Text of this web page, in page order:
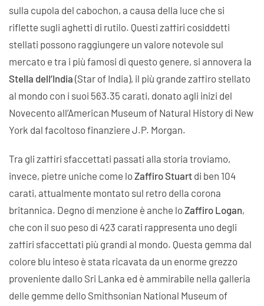
sulla cupola del cabochon, a causa della luce che si
riflette sugli aghetti di rutilo. Questi zaffiri cosiddetti
stellati possono raggiungere un valore notevole sul
mercato e tra i più famosi di questo genere, si annovera la
Stella dell’India (Star of India), il più grande zaffiro stellato
al mondo con i suoi 563.35 carati, donato agli inizi del
Novecento all’American Museum of Natural History di New
York dal facoltoso finanziere J.P. Morgan.
Tra gli zaffiri sfaccettati passati alla storia troviamo,
invece, pietre uniche come loZaffiro Stuart di ben 104
carati, attualmente montato sul retro della corona
britannica. Degno di menzione è anche loZaffiro Logan,
che con il suo peso di 423 carati rappresenta uno degli
zaffiri sfaccettati più grandi al mondo. Questa gemma dal
colore blu inteso è stata ricavata da un enorme grezzo
proveniente dallo Sri Lanka ed è ammirabile nella galleria
delle gemme dello Smithsonian National Museum of